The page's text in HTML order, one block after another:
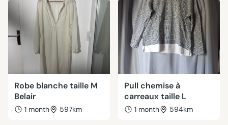
Robe blanche taille M
Belair
1 month 597km
Pull chemise à
carreaux taille L
1 month 594km